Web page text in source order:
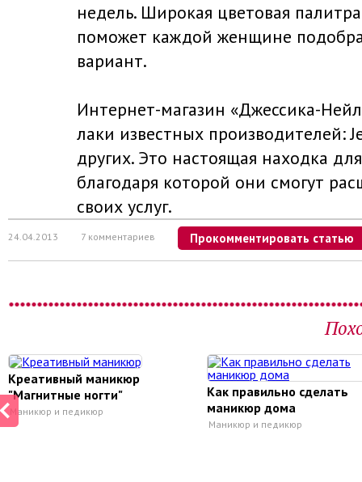
недель. Широкая цветовая
поможет каждой женщине
вариант.
Интернет-магазин «Джессика-
лаки известных производителей:
других. Это настоящая находка
благодаря которой они смогут
своих услуг.
24.04.2013 7 комментариев Прокомментировать статью
Креативный маникюр
"Магнитные ногти"
Маникюр и педикюр
Как правильно сделать
маникюр дома
Маникюр и педикюр